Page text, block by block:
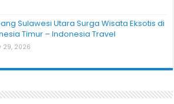
Sulawesi Utara Surga Wisata Eksotis di
Timur – Indonesia Travel
29, 2026